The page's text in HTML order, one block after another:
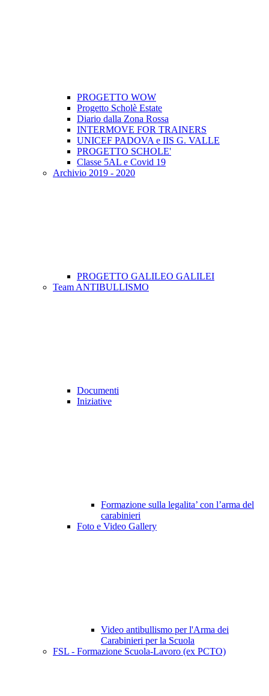
PROGETTO WOW
Progetto Scholè Estate
Diario dalla Zona Rossa
INTERMOVE FOR TRAINERS
UNICEF PADOVA e IIS G. VALLE
PROGETTO SCHOLE'
Classe 5AL e Covid 19
Archivio 2019 - 2020
PROGETTO GALILEO GALILEI
Team ANTIBULLISMO
Documenti
Iniziative
Formazione sulla legalita’ con l’arma del
carabinieri
Foto e Video Gallery
Video antibullismo per l'Arma dei
Carabinieri per la Scuola
FSL - Formazione Scuola-Lavoro (ex PCTO)